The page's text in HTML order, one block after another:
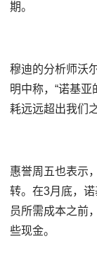
期。
穆迪的分析师沃
明中称，“诺基
耗远远超出我们
惠誉周五也表示
转。在3月底，
员所需成本之前
些现金。